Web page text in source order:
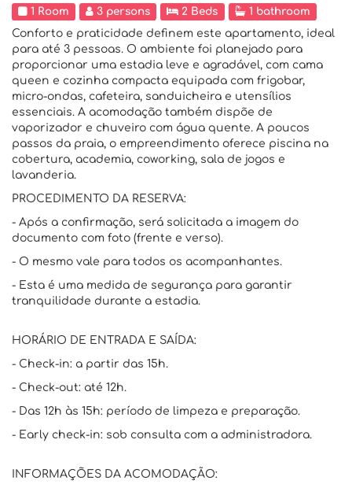
1 Room 3 persons 2 Beds
1 bathroom
Conforto e praticidade definem este apartamento, ideal
para até 3 pessoas. O ambiente foi planejado para
proporcionar uma estadia leve e agradável, com cama
queen e cozinha compacta equipada com frigobar,
micro-ondas, cafeteira, sanduicheira e utensílios
essenciais. A acomodação também dispõe de
vaporizador e chuveiro com água quente. A poucos
passos da praia, o empreendimento oferece piscina na
cobertura, academia, coworking, sala de jogos e
lavanderia.
PROCEDIMENTO DA RESERVA:
- Após a confirmação, será solicitada a imagem do
documento com foto (frente e verso).
- O mesmo vale para todos os acompanhantes.
- Esta é uma medida de segurança para garantir
tranquilidade durante a estadia.
HORÁRIO DE ENTRADA E SAÍDA:
- Check-in: a partir das 15h.
- Check-out: até 12h.
- Das 12h às 15h: período de limpeza e preparação.
- Early check-in: sob consulta com a administradora.
INFORMAÇÕES DA ACOMODAÇÃO: